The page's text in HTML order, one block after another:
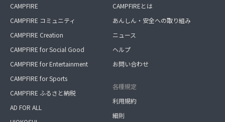
CAMPFIRE
CAMPFIRE コミュニティ
CAMPFIRE Creation
CAMPFIRE for Social Good
CAMPFIRE for Entertainment
CAMPFIRE for Sports
CAMPFIRE ふるさと納税
AD FOR ALL
CAMPFIREとは
あんしん・安全への取り組み
ニュース
ヘルプ
お問い合わせ
各種規定
利用規約
細則